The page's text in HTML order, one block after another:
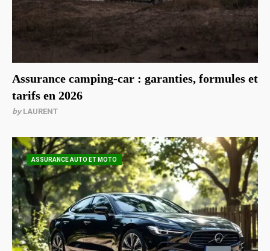
Assurance camping-car : garanties, formules et
tarifs en 2026
byLAURENT
ASSURANCE AUTO ET MOTO